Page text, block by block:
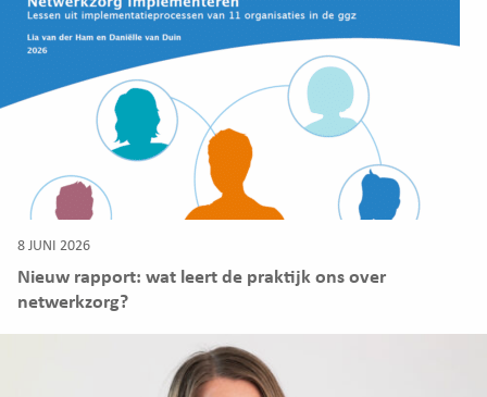
8 JUNI 2026
Nieuw rapport: wat leert de praktijk ons over
netwerkzorg?